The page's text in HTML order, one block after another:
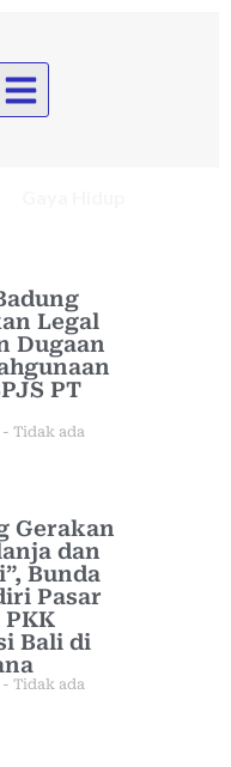
Legal
Dugaan
PT
Tidak ada
Gerakan
dan
Bunda
Pasar
Bali di
Tidak ada